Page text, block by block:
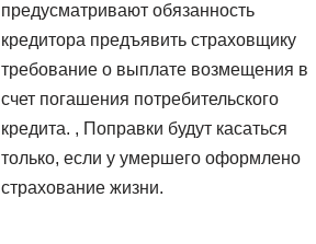
предусматривают обязанность
кредитора предъявить страховщику
требование о выплате возмещения в
счет погашения потребительского
кредита. , Поправки будут касаться
только, если у умершего оформлено
страхование жизни.